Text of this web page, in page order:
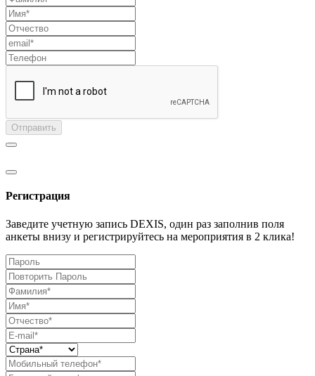
Отправить
Регистрация
Заведите учетную запись DEXIS, один раз заполнив поля
анкеты внизу и регистрируйтесь на мероприятия в 2 клика!